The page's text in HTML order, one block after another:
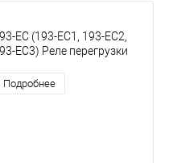
EC (193-EC1, 193-EC2,
EC3) Реле перегрузки
Подробнее